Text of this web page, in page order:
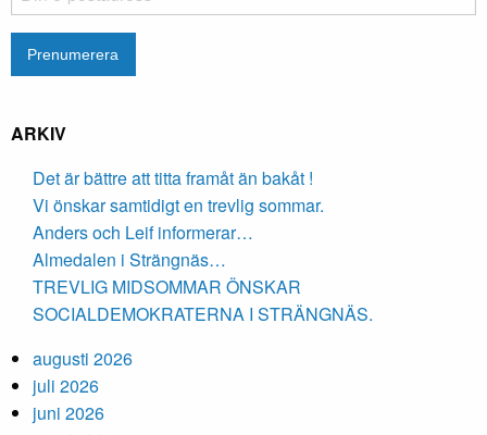
ARKIV
Det är bättre att titta framåt än bakåt !
Vi önskar samtidigt en trevlig sommar.
Anders och Leif informerar…
Almedalen i Strängnäs…
TREVLIG MIDSOMMAR ÖNSKAR
SOCIALDEMOKRATERNA I STRÄNGNÄS.
augusti 2026
juli 2026
juni 2026